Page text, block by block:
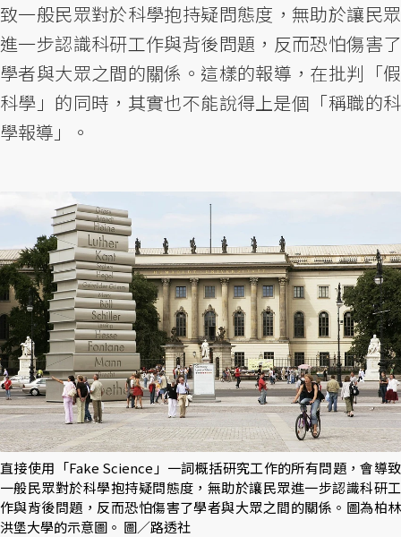
致一般民眾對於科學抱持疑問態度，無助於讓民眾
進一步認識科研工作與背後問題，反而恐怕傷害了
學者與大眾之間的關係。這樣的報導，在批判「假
科學」的同時，其實也不能說得上是個「稱職的科
學報導」。
直接使用「Fake Science」一詞概括研究工作的所有問題，會導致
一般民眾對於科學抱持疑問態度，無助於讓民眾進一步認識科研工
作與背後問題，反而恐怕傷害了學者與大眾之間的關係。圖為柏林
洪堡大學的示意圖。 圖／路透社